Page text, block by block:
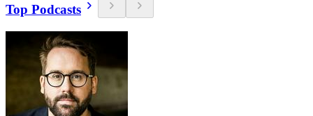
Top Podcasts